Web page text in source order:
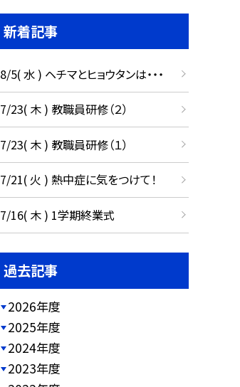
新着記事
8/5( 水 ) ヘチマとヒョウタンは・・・
7/23( 木 ) 教職員研修（２）
7/23( 木 ) 教職員研修（１）
7/21( 火 ) 熱中症に気をつけて！
7/16( 木 ) 1学期終業式
過去記事
2026年度
2025年度
2024年度
2023年度